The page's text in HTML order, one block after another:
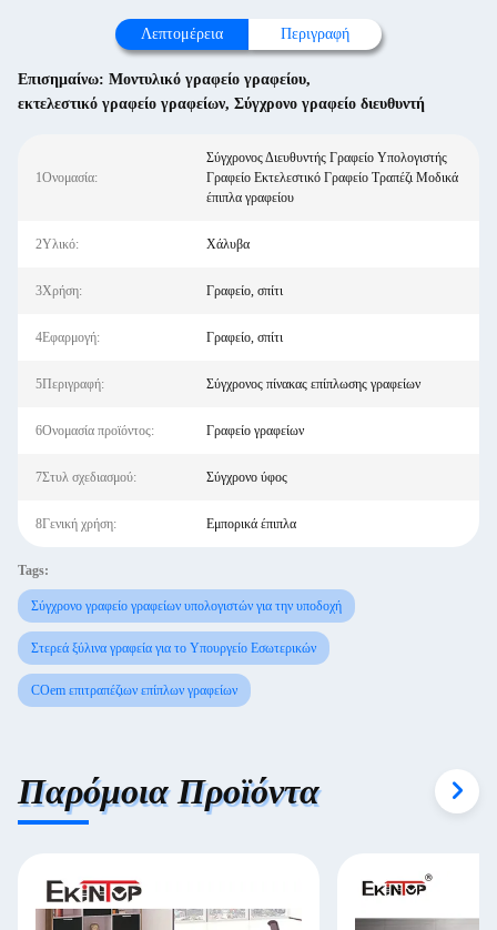
Λεπτομέρεια Περιγραφή
Επισημαίνω: Μοντυλικό γραφείο γραφείου,
εκτελεστικό γραφείο γραφείων, Σύγχρονο γραφείο διευθυντή
1Ονομασία:
Σύγχρονος Διευθυντής Γραφείο Υπολογιστής
Γραφείο Εκτελεστικό Γραφείο Τραπέζι Μοδικά
έπιπλα γραφείου
2Υλικό: Χάλυβα
3Χρήση: Γραφείο, σπίτι
4Εφαρμογή: Γραφείο, σπίτι
5Περιγραφή: Σύγχρονος πίνακας επίπλωσης γραφείων
6Ονομασία προϊόντος: Γραφείο γραφείων
7Στυλ σχεδιασμού: Σύγχρονο ύφος
8Γενική χρήση: Εμπορικά έπιπλα
Tags:
Σύγχρονο γραφείο γραφείων υπολογιστών για την υποδοχή
Στερεά ξύλινα γραφεία για το Υπουργείο Εσωτερικών
COem επιτραπέζιων επίπλων γραφείων
Παρόμοια Προϊόντα